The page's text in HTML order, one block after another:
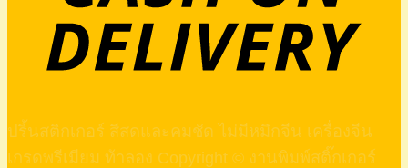
ปริ้นสติกเกอร์ สีสดและคมชัด ไม่มีหมึกจีน เครื่องจีน
เกรดพรีเมียม ท้าลอง Copyright © งานพิมพ์สติ๊กเกอร์